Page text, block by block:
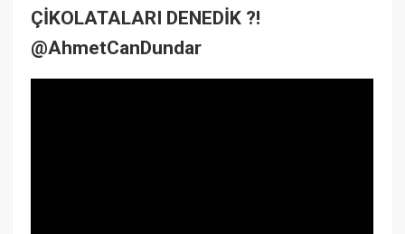
ÇİKOLATALARI DENEDİK ?!
@AhmetCanDundar